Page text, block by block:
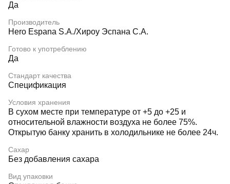
Да
Производитель
Hero Espana S.A./Хироу Эспана С.А.
Готово к употреблению
Да
Стандарт качества
Спецификация
Условия хранения
В сухом месте при температуре от +5 до +25 и
относительной влажности воздуха не более 75%.
Открытую банку хранить в холодильнике не более 24ч.
Сахар
Без добавления сахара
Вид упаковки